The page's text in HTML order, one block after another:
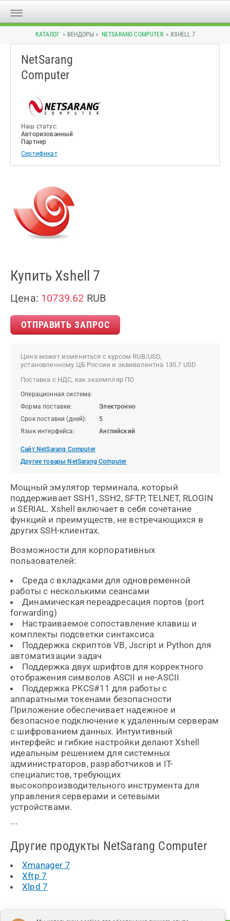
КАТАЛОГ > ВЕНДОРЫ > NETSARANG COMPUTER > XSHELL 7
NetSarang
Computer
Наш статус:
Авторизованный
Партнер
Сертификат
Купить Xshell 7
Цена: 10739.62 RUB
ОТПРАВИТЬ ЗАПРОС
Цена может измениться с курсом RUB/USD,
установленному ЦБ России и эквивалентна 130.7 USD
Поставка с НДС, как экземпляр ПО
Операционная система:
Форма поставки:
Электронно
Срок поставки (дней):
5
Язык интерфейса:
Английский
Сайт NetSarang Computer
Другие товары NetSarang Computer
Мощный эмулятор терминала, который
поддерживает SSH1, SSH2, SFTP, TELNET, RLOGIN
и SERIAL. Xshell включает в себя сочетание
функций и преимуществ, не встречающихся в
других SSH-клиентах.
Возможности для корпоративных
пользователей:
Среда с вкладками для одновременной
работы с несколькими сеансами
Динамическая переадресация портов (port
forwarding)
Настраиваемое сопоставление клавиш и
комплекты подсветки синтаксиса
Поддержка скриптов VB, Jscript и Python для
автоматизации задач
Поддержка двух шрифтов для корректного
отображения символов ASCII и не-ASCII
Поддержка PKCS#11 для работы с
аппаратными токенами безопасности
Приложение обеспечивает надежное и
безопасное подключение к удаленным серверам
с шифрованием данных. Интуитивный
интерфейс и гибкие настройки делают Xshell
идеальным решением для системных
администраторов, разработчиков и IT-
специалистов, требующих
высокопроизводительного инструмента для
управления серверами и сетевыми
устройствами.
```
Другие продукты NetSarang Computer
Xmanager 7
Xftp 7
Xlpd 7